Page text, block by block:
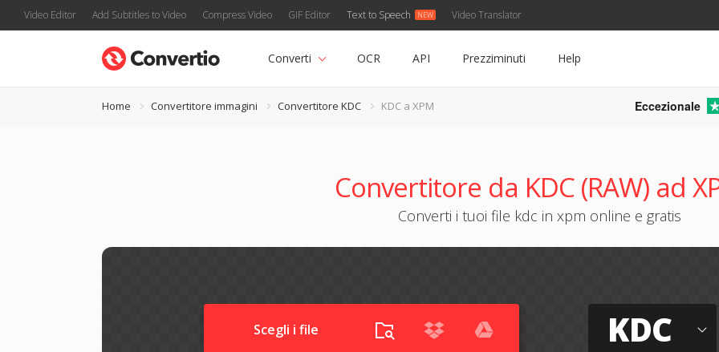
Video Editor Add Subtitles to Video Compress Video GIF Editor Text to Speech Video Translator
Converti OCR API Prezziminuti Help
Home Convertitore immagini Convertitore KDC KDC a XPM Eccezionale
Convertitore da KDC (RAW) ad
Converti i tuoi file kdc in xpm online e gratis
Scegli i file KDC